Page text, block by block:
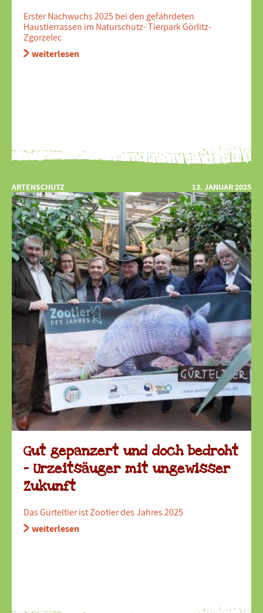
Erster Nachwuchs 2025 bei den gefährdeten
Haustierrassen im Naturschutz- Tierpark Görlitz-
Zgorzelec
weiterlesen
ARTENSCHUTZ 13. JANUAR 2025
Gut gepanzert und doch bedroht
– Urzeitsäuger mit ungewisser
Zukunft
Das Gürteltier ist Zootier des Jahres 2025
weiterlesen